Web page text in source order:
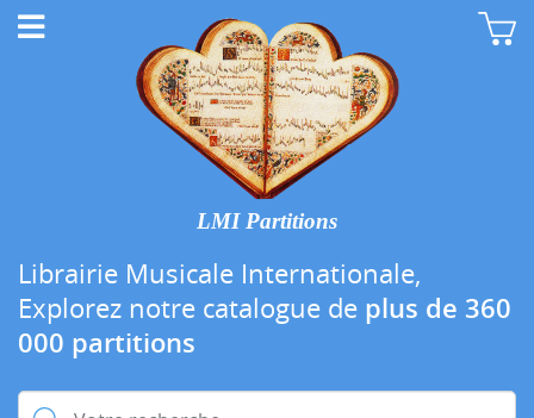
LMI Partitions
Librairie Musicale Internationale,
Explorez notre catalogue de plus de 360
000 partitions
Rechercher :